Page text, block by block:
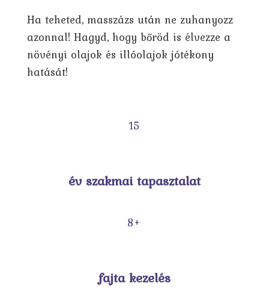
Ha teheted, masszázs után ne zuhanyozz
azonnal! Hagyd, hogy bőröd is élvezze a
növényi olajok és illóolajok jótékony
hatását!
15
év szakmai tapasztalat
8+
fajta kezelés